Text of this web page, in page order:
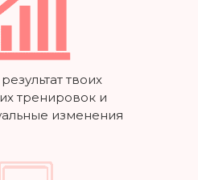
твоих
тренировок и
изменения